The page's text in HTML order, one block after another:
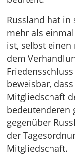
Russland hat in
mehr als
ist, selbst
dem
beweisbar,
Mitgliedschaft
bedeutenderen
gegenüber
der
Mitgliedschaft.